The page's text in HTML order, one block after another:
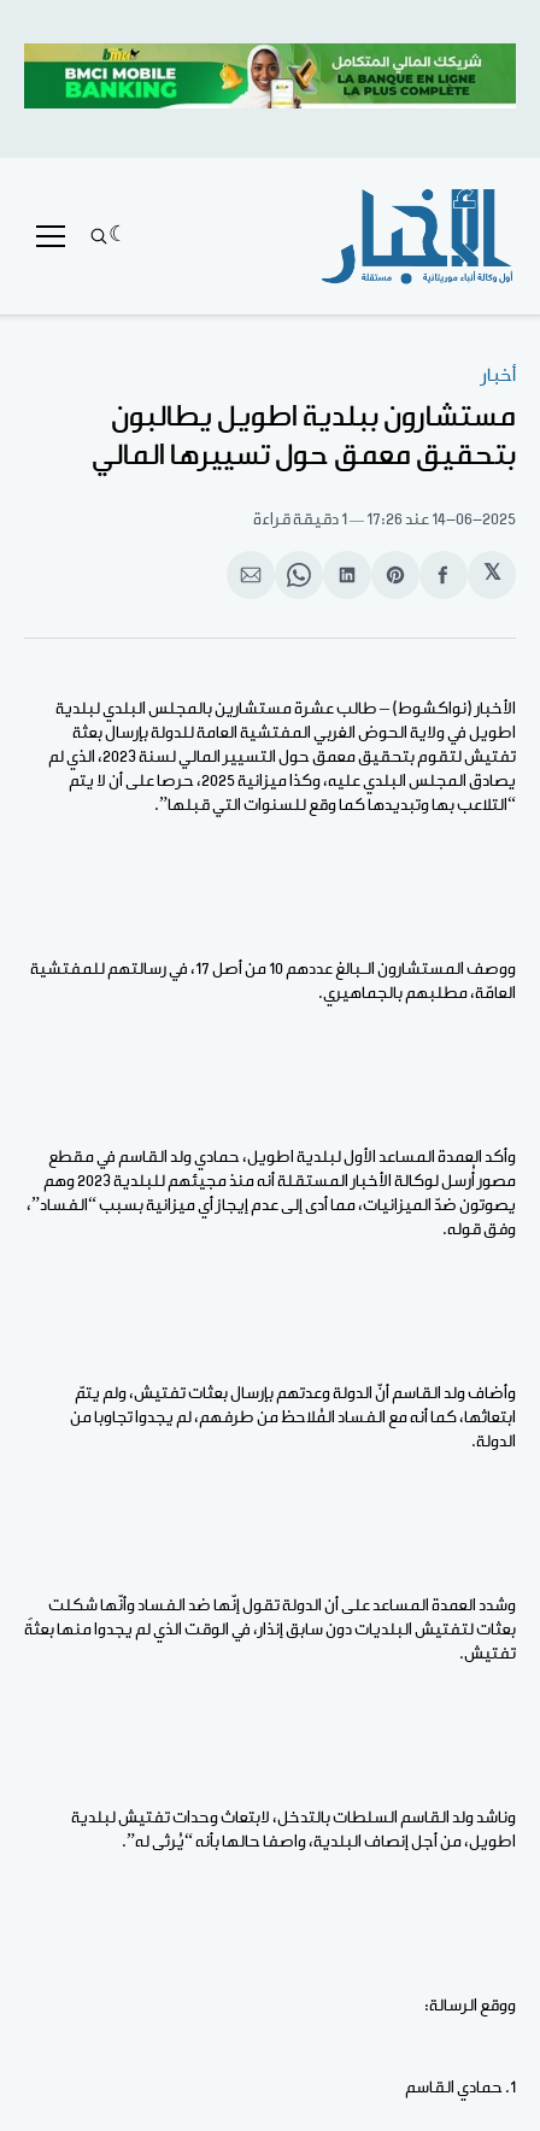
أخبار
مستشارون ببلدية اطويل يطالبون
بتحقيق معمق حول تسييرها المالي
14-06-2025 عند 17:26 1 دقيقة قراءة
𝕏
انشر
الفيسبوك
Share
Pinterest
انشر
لينكد
Share
WhatsApp
انشر
الإيميل
الأخبار (نواكشوط) – طالب عشرة مستشارين بالمجلس البلدي لبلدية
اطويل في ولاية الحوض الغربي المفتشية العامة للدولة بإرسال بعثة
تفتيش لتقوم بتحقيق معمق حول التسيير المالي لسنة 2023، الذي لم
يصادق المجلس البلدي عليه، وكذا ميزانية 2025، حرصا على أن لا يتم
“التلاعب بها وتبديدها كما وقع للسنوات التي قبلها”.
ووصف المستشارون الـبالغ عددهم 10 من أصل 17، في رسالتهم للمفتشية
العامّة، مطلبهم بالجماهيري.
وأكد العمدة المساعد الأول لبلدية اطويل، حمادي ولد القاسم في مقطع
مصور أُرسل لوكالة الأخبار المستقلة أنه منذ مجيئهم للبلدية 2023 وهم
يصوتون ضدّ الميزانيات، مما أدى إلى عدم إيجاز أي ميزانية بسبب “الفساد”،
وفق قوله.
وأضاف ولد القاسم أنّ الدولة وعدتهم بإرسال بعثات تفتيش، ولم يتمّ
ابتعاثها، كما أنه مع الفساد المُلاحظ من طرفهم، لم يجدوا تجاوبا من
الدولة.
وشدد العمدة المساعد على أن الدولة تقول إنّها ضد الفساد وأنّها شكلت
بعثات لتفتيش البلديات دون سابق إنذار، في الوقت الذي لم يجدوا منها بعثةَ
تفتيش.
وناشد ولد القاسم السلطات بالتدخل، لابتعاث وحدات تفتيش لبلدية
اطويل، من أجل إنصاف البلدية، واصفا حالها بأنه “يُرثى له”.
ووقع الرسالة:
1. حمادي القاسم